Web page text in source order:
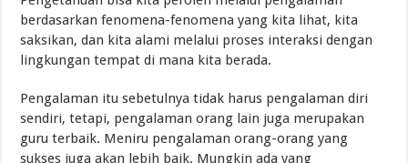
berdasarkan fenomena-fenomena yang kita lihat, kita
saksikan, dan kita alami melalui proses interaksi dengan
lingkungan tempat di mana kita berada.
Pengalaman itu sebetulnya tidak harus pengalaman diri
sendiri, tetapi, pengalaman orang lain juga merupakan
guru terbaik. Meniru pengalaman orang-orang yang
sukses juga akan lebih baik. Mungkin ada yang